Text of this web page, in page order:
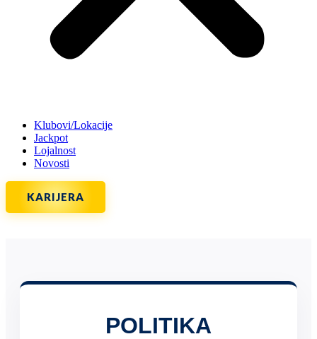
Klubovi/Lokacije
Jackpot
Lojalnost
Novosti
KARIJERA
POLITIKA